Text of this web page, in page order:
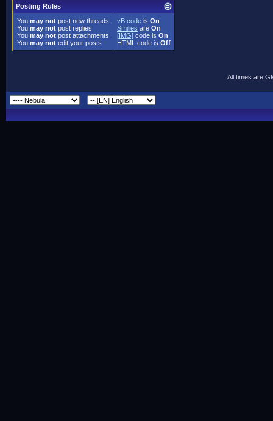
Posting Rules
You may not post new threads
You may not post replies
You may not post attachments
You may not edit your posts
vB code is On
Smilies are On
[IMG] code is On
HTML code is Off
All times are